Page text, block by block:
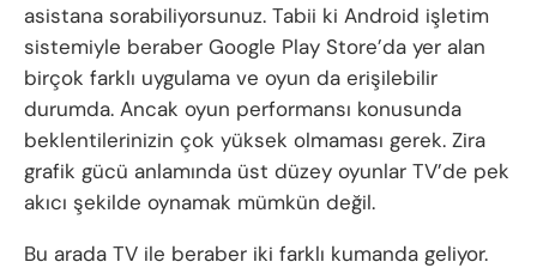
asistana sorabiliyorsunuz. Tabii ki Android işletim
sistemiyle beraber Google Play Store’da yer alan
birçok farklı uygulama ve oyun da erişilebilir
durumda. Ancak oyun performansı konusunda
beklentilerinizin çok yüksek olmaması gerek. Zira
grafik gücü anlamında üst düzey oyunlar TV’de pek
akıcı şekilde oynamak mümkün değil.
Bu arada TV ile beraber iki farklı kumanda geliyor.